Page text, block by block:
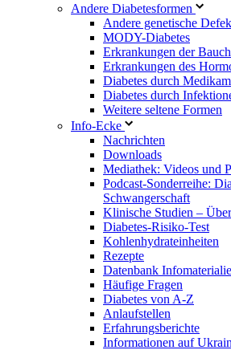
Andere Diabetesformen
Andere genetische
MODY-Diabetes
Erkrankungen der
Erkrankungen des
Diabetes durch
Diabetes durch
Weitere seltene Formen
Info-Ecke
Nachrichten
Downloads
Mediathek: Videos und
Podcast-Sonderreihe:
Schwangerschaft
Klinische Studien –
Diabetes-Risiko-Test
Kohlenhydrateinheiten
Rezepte
Datenbank
Häufige Fragen
Diabetes von A-Z
Anlaufstellen
Erfahrungsberichte
Informationen auf